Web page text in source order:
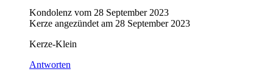
Kondolenz vom 28 September 2023
Kerze angezündet am 28 September 2023
Kerze-Klein
Antworten